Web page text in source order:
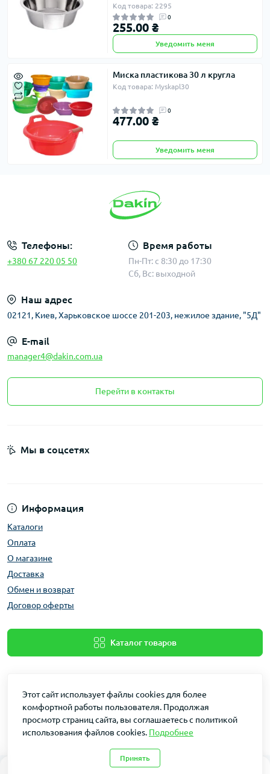
0
Код товара: 2295
0
255.00 ₴
Уведомить меня
Миска пластикова 30 л кругла
Код товара: Myskapl30
0
477.00 ₴
Уведомить меня
Телефоны:
+380 67 220 05 50
Время работы
Пн-Пт: с 8:30 до 17:30
Сб, Вс: выходной
Наш адрес
02121, Киев, Харьковское шоссе 201-203, нежилое здание, "5Д"
E-mail
manager4@dakin.com.ua
Перейти в контакты
Информация
Каталоги
Оплата
О магазине
Доставка
Обмен и возврат
Договор оферты
Каталог товаров
Мы в соцсетях
Dakin © 2026
Этот сайт использует файлы cookies для более
комфортной работы пользователя. Продолжая
просмотр страниц сайта, вы соглашаетесь с политикой
использования файлов cookies. Подробнее
Принять